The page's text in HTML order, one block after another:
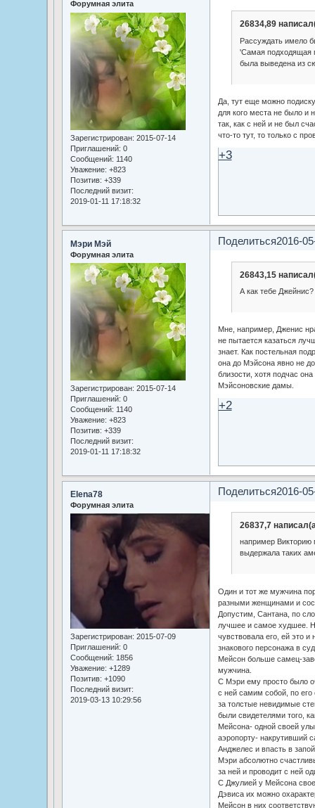
Форумная элита
Зарегистрирован: 2015-07-14
Приглашений: 0
Сообщений: 1140
Уважение: +823
Позитив: +339
Последний визит:
2019-01-11 17:18:32
26834,89
Рассуждать имело
'Самая подходящая
была выведена из
Да, тут еще можно
для кого места не было и
так, как с ней и не был
что-то тут, то только с
+3
Поделиться2016-
Мэри Мэй
Форумная элита
Зарегистрирован: 2015-07-14
Приглашений: 0
Сообщений: 1140
Уважение: +823
Позитив: +339
Последний визит:
2019-01-11 17:18:32
26843,15
А как тебе Джейнис?
Мне, например, Дженис
не пытается казаться
знает. Как постельная
она до Мэйсона явно не
близости, хотя подчас
Мэйсоновские дамы.
+2
Поделиться2016-
Elena78
Форумная элита
Зарегистрирован: 2015-07-09
Приглашений: 0
Сообщений: 1856
Уважение: +1289
Позитив: +1090
Последний визит:
2019-03-13 10:29:56
26837,7
например Викторию
выдержала таких
Один и тот же мужчина
разными женщинами и
Допустим, Сантана, по
лучшее и самое худшее.
чувствовала его, ей это и
знакового персонажа в
Мейсон больше самец-
мужчина.
С Мэри ему просто было
с ней самим собой, по
за толстые невидимые
были свидетелями того,
Мейсона- одной своей
аэропорту- накрутивший
Анджелес и впасть в
Мэри абсолютно
за ней и проводит с ней
С Джулией у Мейсона
Дэвиса их можно
Мейсон в них